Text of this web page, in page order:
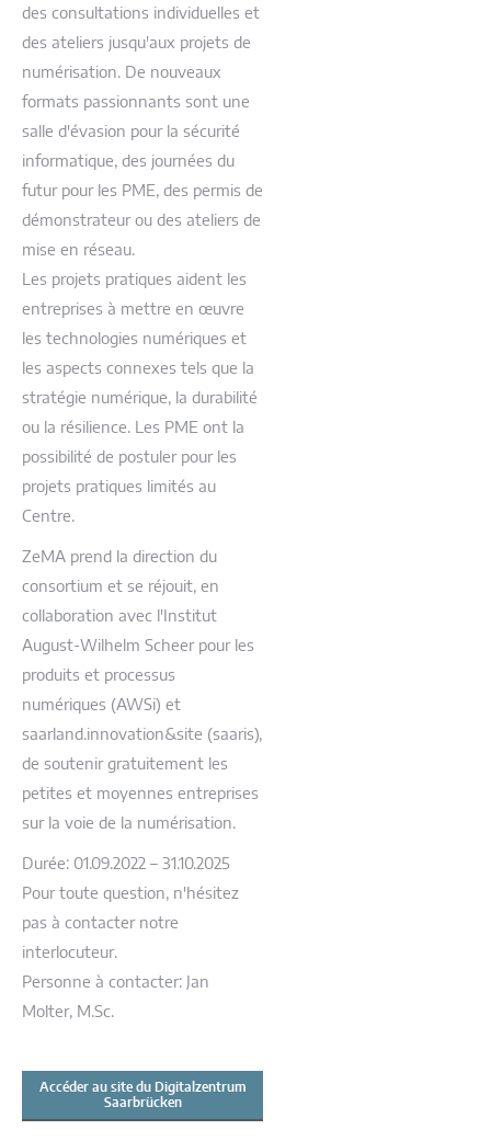
des consultations individuelles et
des ateliers jusqu'aux projets de
numérisation. De nouveaux
formats passionnants sont une
salle d'évasion pour la sécurité
informatique, des journées du
futur pour les PME, des permis de
démonstrateur ou des ateliers de
mise en réseau.
Les projets pratiques aident les
entreprises à mettre en œuvre
les technologies numériques et
les aspects connexes tels que la
stratégie numérique, la durabilité
ou la résilience. Les PME ont la
possibilité de postuler pour les
projets pratiques limités au
Centre.
ZeMA prend la direction du
consortium et se réjouit, en
collaboration avec l'Institut
August-Wilhelm Scheer pour les
produits et processus
numériques (AWSi) et
saarland.innovation&site (saaris),
de soutenir gratuitement les
petites et moyennes entreprises
sur la voie de la numérisation.
Durée: 01.09.2022 – 31.10.2025
Pour toute question, n'hésitez
pas à contacter notre
interlocuteur.
Personne à contacter: Jan
Molter, M.Sc.
Accéder au site du Digitalzentrum
Saarbrücken